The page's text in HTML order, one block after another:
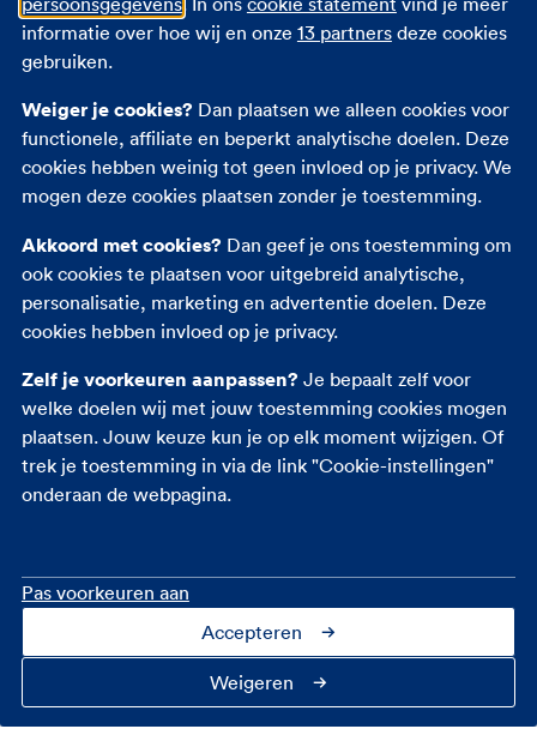
Zorgpremie 2026
Autoverzekering
Opstalverzekering
Inboedelverzekering
Reisverzekering
Rechtsbijstandverzekering
Ongevallenverzekering
Cookie-instellingen
informatie over hoe wij en onze 13 partnersdeze cookies
gebruiken.
Weiger je cookies? Dan plaatsen we alleen cookies voor
functionele, affiliate en beperkt analytische doelen. Deze
cookies hebben weinig tot geen invloed op je privacy. We
mogen deze cookies plaatsen zonder je toestemming.
Akkoord met cookies? Dan geef je ons toestemming om
ook cookies te plaatsen voor uitgebreid analytische,
personalisatie, marketing en advertentie doelen. Deze
cookies hebben invloed op je privacy.
Zelf je voorkeuren aanpassen? Je bepaalt zelf voor
welke doelen wij met jouw toestemming cookies mogen
plaatsen. Jouw keuze kun je op elk moment wijzigen. Of
trek je toestemming in via de link "Cookie-instellingen"
onderaan de webpagina.
Pas voorkeuren aan
Accepteren
Weigeren